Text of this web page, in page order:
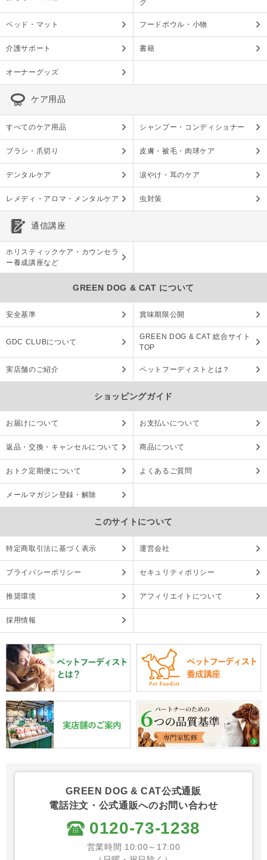
グ
ベッド・マット フードボウル・小物
介護サポート 書籍
オーナーグッズ
ケア用品
すべてのケア用品 シャンプー・コンディショナー
ブラシ・爪切り 皮膚・被毛・肉球ケア
デンタルケア 涙やけ・耳のケア
レメディ・アロマ・メンタルケア 虫対策
通信講座
ホリスティックケア・カウンセラ
ー養成講座など
GREEN DOG & CAT について
安全基準 賞味期限公開
GDC CLUBについて
GREEN DOG & CAT 総合サイト
TOP
実店舗のご紹介 ペットフーディストとは？
ショッピングガイド
お届けについて お支払いについて
返品・交換・キャンセルについて 商品について
おトク定期便について よくあるご質問
メールマガジン登録・解除
このサイトについて
特定商取引法に基づく表示 運営会社
プライバシーポリシー セキュリティポリシー
推奨環境 アフィリエイトについて
採用情報
GREEN DOG & CAT公式通販
電話注文・公式通販へのお問い合わせ
0120-73-1238
営業時間 10:00～17:00